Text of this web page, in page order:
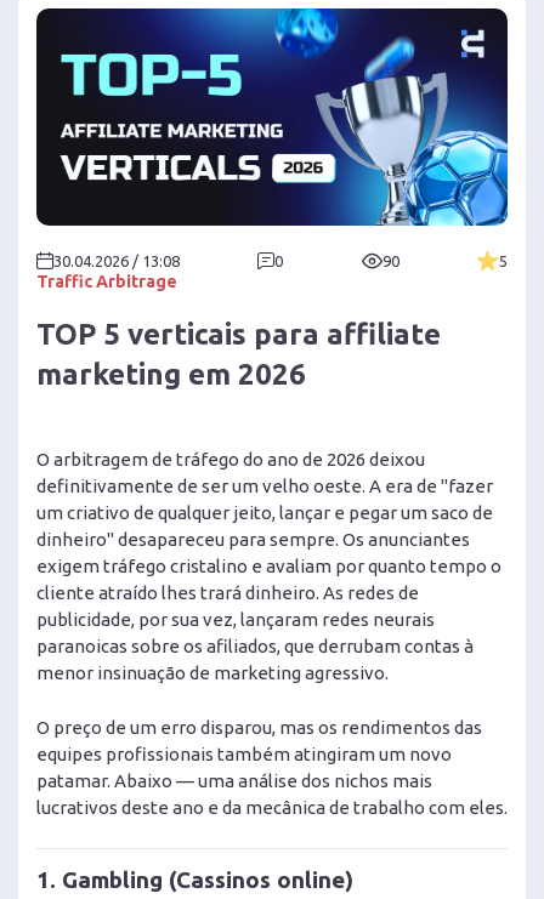
Traffic Arbitrage
30.04.2026 / 13:08 0 90 5
TOP 5 verticais para affiliate
marketing em 2026
O arbitragem de tráfego do ano de 2026 deixou
definitivamente de ser um velho oeste. A era de "fazer
um criativo de qualquer jeito, lançar e pegar um saco de
dinheiro" desapareceu para sempre. Os anunciantes
exigem tráfego cristalino e avaliam por quanto tempo o
cliente atraído lhes trará dinheiro. As redes de
publicidade, por sua vez, lançaram redes neurais
paranoicas sobre os afiliados, que derrubam contas à
menor insinuação de marketing agressivo.
O preço de um erro disparou, mas os rendimentos das
equipes profissionais também atingiram um novo
patamar. Abaixo — uma análise dos nichos mais
lucrativos deste ano e da mecânica de trabalho com eles.
1. Gambling (Cassinos online)